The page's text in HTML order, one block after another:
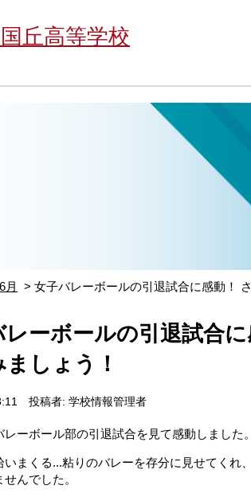
丘高等学校
6月 女子バレーボールの引退試合に感動！
レーボールの引退試合
しょう！
投稿者: 学校情報管理者
ーボール部の引退試合を見て感動しました。
まくる...粘りのバレーを存分に見せてくれ
んでした。